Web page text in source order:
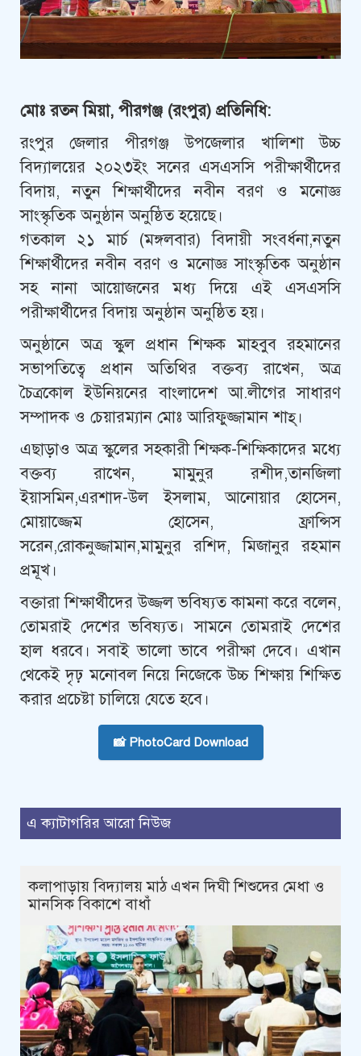
মোঃ রতন মিয়া, পীরগঞ্জ (রংপুর) প্রতিনিধি:
রংপুর জেলার পীরগঞ্জ উপজেলার খালিশা উচ্চ
বিদ্যালয়ের ২০২৩ইং সনের এসএসসি পরীক্ষার্থীদের
বিদায়, নতুন শিক্ষার্থীদের নবীন বরণ ও মনোজ্ঞ
সাংস্কৃতিক অনুষ্ঠান অনুষ্ঠিত হয়েছে।
গতকাল ২১ মার্চ (মঙ্গলবার) বিদায়ী সংবর্ধনা,নতুন
শিক্ষার্থীদের নবীন বরণ ও মনোজ্ঞ সাংস্কৃতিক অনুষ্ঠান
সহ নানা আয়োজনের মধ্য দিয়ে এই এসএসসি
পরীক্ষার্থীদের বিদায় অনুষ্ঠান অনুষ্ঠিত হয়।
অনুষ্ঠানে অত্র স্কুল প্রধান শিক্ষক মাহবুব রহমানের
সভাপতিত্বে প্রধান অতিথির বক্তব্য রাখেন, অত্র
চৈত্রকোল ইউনিয়নের বাংলাদেশ আ.লীগের সাধারণ
সম্পাদক ও চেয়ারম্যান মোঃ আরিফুজ্জামান শাহ্।
এছাড়াও অত্র স্কুলের সহকারী শিক্ষক-শিক্ষিকাদের মধ্যে
বক্তব্য রাখেন, মামুনুর রশীদ,তানজিলা
ইয়াসমিন,এরশাদ-উল ইসলাম, আনোয়ার হোসেন,
মোয়াজ্জেম হোসেন, ফ্রান্সিস
সরেন,রোকনুজ্জামান,মামুনুর রশিদ, মিজানুর রহমান
প্রমূখ।
বক্তারা শিক্ষার্থীদের উজ্জল ভবিষ্যত কামনা করে বলেন,
তোমরাই দেশের ভবিষ্যত। সামনে তোমরাই দেশের
হাল ধরবে। সবাই ভালো ভাবে পরীক্ষা দেবে। এখান
থেকেই দৃঢ় মনোবল নিয়ে নিজেকে উচ্চ শিক্ষায় শিক্ষিত
করার প্রচেষ্টা চালিয়ে যেতে হবে।
📸 PhotoCard Download
এ ক্যাটাগরির আরো নিউজ
কলাপাড়ায় বিদ্যালয় মাঠ এখন দিঘী শিশুদের মেধা ও
মানসিক বিকাশে বাধাঁ